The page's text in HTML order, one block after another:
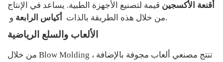
أقنعة الأكسجين
من خلال هذه الطريقة بالذات.
الألعاب والسلع الرياضية
من خلال Blow Molding ، تنتج مصنعي ألعاب مجوفة بالإضافة